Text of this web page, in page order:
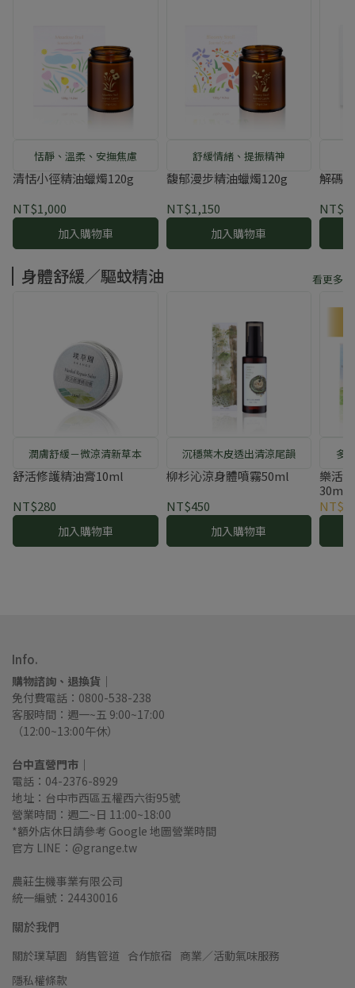
恬靜、溫柔、安撫焦慮
清恬小徑精油蠟燭120g
NT$1,000
加入購物車
舒緩情緒、提振精神
馥郁漫步精油蠟燭120g
NT$1,150
加入購物車
解碼
身體舒緩／驅蚊精油 看更多
潤膚舒緩－微涼清新草本
舒活修護精油膏10ml
NT$280
加入購物車
沉穩葉木皮透出清涼尾韻
柳杉沁涼身體噴霧50ml
NT$450
加入購物車
多
樂活
30ml
Info.
購物諮詢、退換貨｜
免付費電話：0800-538-238
客服時間：週一~五 9:00~17:00
（12:00~13:00午休）
台中直營門市｜
電話：04-2376-8929
地址：台中市西區五權西六街95號
營業時間：週二~日 11:00~18:00
*額外店休日請參考 Google 地圖營業時間
官方 LINE：@grange.tw
農莊生機事業有限公司
統一編號：24430016
關於我們
關於璞草園 銷售管道 合作旅宿 商業／活動氣味服務
隱私權條款